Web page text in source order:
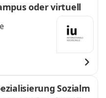
oder virtuell
Sozialm